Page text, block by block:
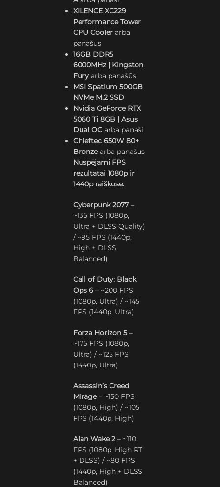
XILENCE XC229
Performance Tower
CPU Cooler arba
panašus
16GB DDR5
6000MHz | Kingston
Fury arba panašūs
MSI Spatium 500GB
NVMe M.2 SSD
Nvidia GeForce RTX
5060 Ti 8GB | Asus
Dual OC arba panaši
Chieftec 650W 80+
Bronzearba panašus
Nuspėjami FPS
rezultatai 1080p ir
1440p raiškose:
Cyberpunk 2077–
~135 FPS (1080p,
Ultra + DLSS Quality)
/ ~95 FPS (1440p,
High + DLSS
Balanced)
Call of Duty: Black
Ops 6 – ~200 FPS
(1080p, Ultra) / ~145
FPS (1440p, Ultra)
Forza Horizon 5 –
~175 FPS (1080p,
Ultra) / ~125 FPS
(1440p, Ultra)
Assassin’s Creed
Mirage– ~150 FPS
(1080p, High) / ~105
FPS (1440p, High)
Alan Wake 2 – ~110
FPS (1080p, High RT
+ DLSS) / ~80 FPS
(1440p, High + DLSS
Balanced)